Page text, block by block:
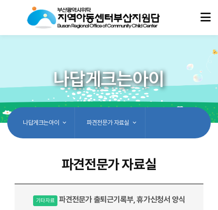
나답게크는아이
나답게크는아이 파견전문가 자료실
파견전문가 자료실
기타자료 파견전문가 출퇴근기록부, 휴가신청서 양식